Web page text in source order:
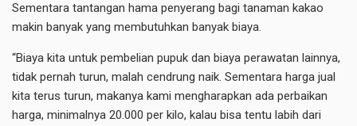
Sementara tantangan hama penyerang bagi tanaman kakao
makin banyak yang membutuhkan banyak biaya.
“Biaya kita untuk pembelian pupuk dan biaya perawatan lainnya,
tidak pernah turun, malah cendrung naik. Sementara harga jual
kita terus turun, makanya kami mengharapkan ada perbaikan
harga, minimalnya 20.000 per kilo, kalau bisa tentu labih dari